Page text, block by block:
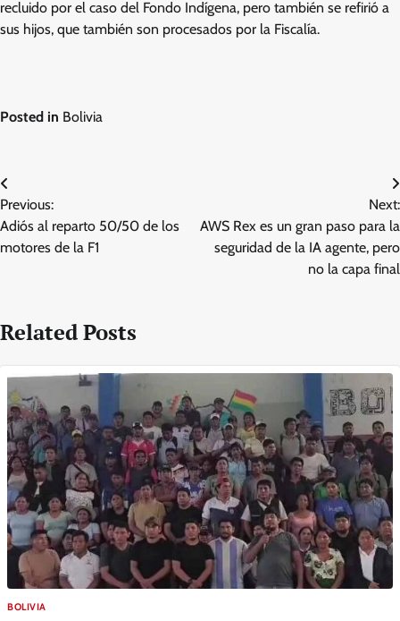
recluido por el caso del Fondo Indígena, pero también se refirió a
sus hijos, que también son procesados por la Fiscalía.
Posted in Bolivia
Post
navigation
Previous:
Adiós al reparto 50/50 de los
motores de la F1
Next:
AWS Rex es un gran paso para la
seguridad de la IA agente, pero
no la capa final
Related Posts
BOLIVIA